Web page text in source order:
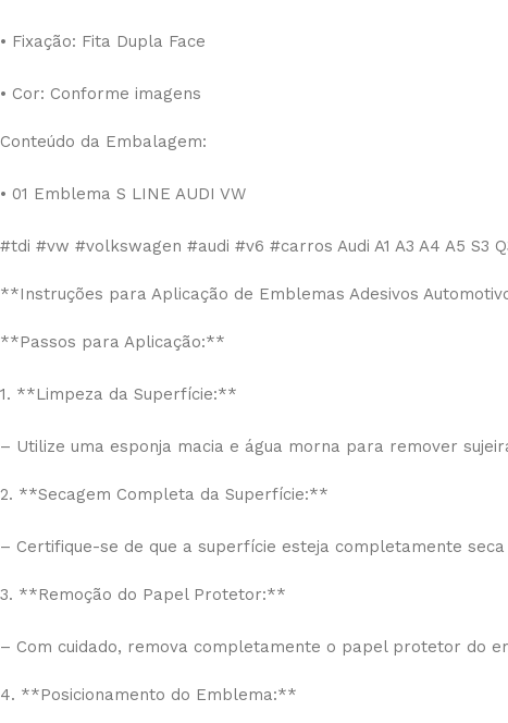
• Fixação: Fita Dupla Face
• Cor: Conforme imagens
Conteúdo da Embalagem:
• 01 Emblema S LINE AUDI VW
#tdi #vw #volkswagen #audi #v6 #carros Audi A1 A3 A4 A5 S3
**Instruções para Aplicação de Emblemas Adesivos
**Passos para Aplicação:**
1. **Limpeza da Superfície:**
– Utilize uma esponja macia e água morna para remover
2. **Secagem Completa da Superfície:**
– Certifique-se de que a superfície esteja completamente
3. **Remoção do Papel Protetor:**
– Com cuidado, remova completamente o papel protetor do
4. **Posicionamento do Emblema:**